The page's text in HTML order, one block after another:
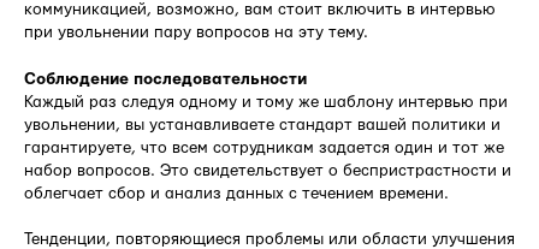
коммуникацией, возможно, вам стоит включить в интервью
при увольнении пару вопросов на эту тему.
Соблюдение последовательности
Каждый раз следуя одному и тому же шаблону интервью при
увольнении, вы устанавливаете стандарт вашей политики и
гарантируете, что всем сотрудникам задается один и тот же
набор вопросов. Это свидетельствует о беспристрастности и
облегчает сбор и анализ данных с течением времени.
Тенденции, повторяющиеся проблемы или области улучшения